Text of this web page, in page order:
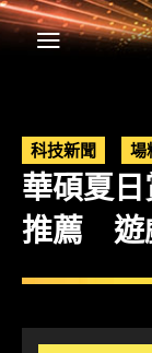
科技新聞 場
華碩夏
推薦 遊